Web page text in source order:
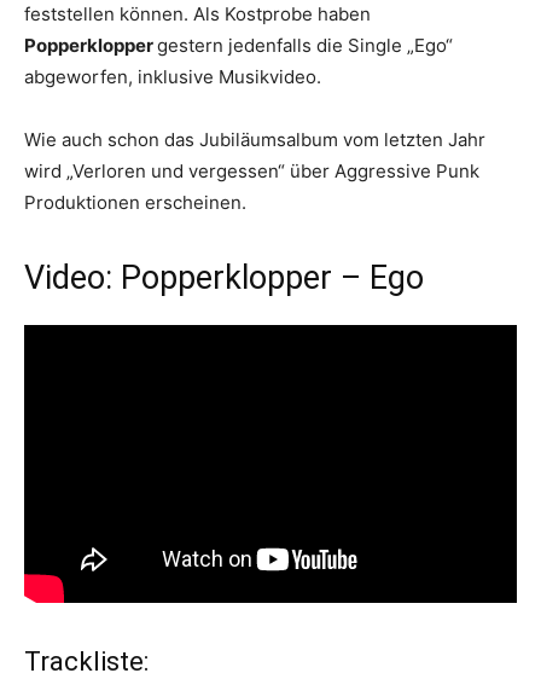
feststellen können. Als Kostprobe haben
Popperkloppergestern jedenfalls die Single „Ego“
abgeworfen, inklusive Musikvideo.
Wie auch schon das Jubiläumsalbum vom letzten Jahr
wird „Verloren und vergessen“ über Aggressive Punk
Produktionen erscheinen.
Video: Popperklopper – Ego
Trackliste: